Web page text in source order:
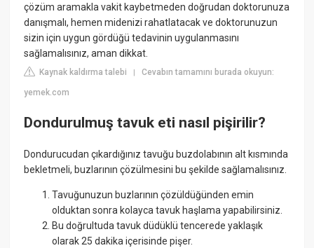
çözüm aramakla vakit kaybetmeden doğrudan doktorunuza
danışmalı, hemen midenizi rahatlatacak ve doktorunuzun
sizin için uygun gördüğü tedavinin uygulanmasını
sağlamalısınız, aman dikkat.
Kaynak kaldırma talebi |Cevabın tamamını burada okuyun:
yemek.com
Dondurulmuş tavuk eti nasıl pişirilir?
Dondurucudan çıkardığınız tavuğu buzdolabının alt kısmında
bekletmeli, buzlarının çözülmesini bu şekilde sağlamalısınız.
Tavuğunuzun buzlarının çözüldüğünden emin
olduktan sonra kolayca tavuk haşlama yapabilirsiniz.
Bu doğrultuda tavuk düdüklü tencerede yaklaşık
olarak 25 dakika içerisinde pişer.